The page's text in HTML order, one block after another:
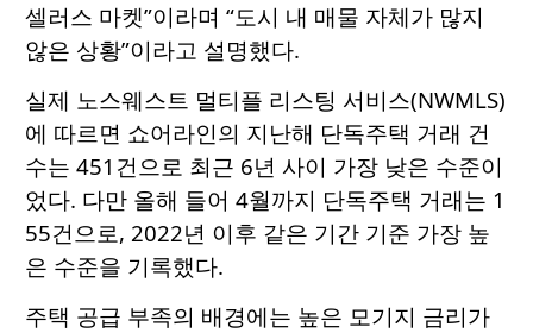
셀러스 마켓”이라며 “도시 내 매물 자체가 많지
않은 상황”이라고 설명했다.
실제 노스웨스트 멀티플 리스팅 서비스(NWMLS)
에 따르면 쇼어라인의 지난해 단독주택 거래 건
수는 451건으로 최근 6년 사이 가장 낮은 수준이
었다. 다만 올해 들어 4월까지 단독주택 거래는 1
55건으로, 2022년 이후 같은 기간 기준 가장 높
은 수준을 기록했다.
주택 공급 부족의 배경에는 높은 모기지 금리가